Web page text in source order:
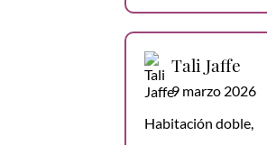
Tali Jaffe
9 marzo 2026
Habitación doble,